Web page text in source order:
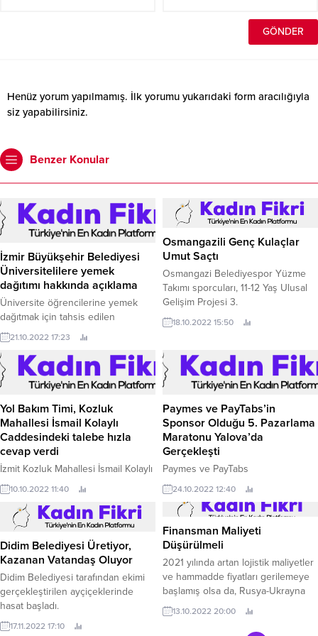
Henüz yorum yapılmamış. İlk yorumu yukarıdaki form aracılığıyla
siz yapabilirsiniz.
Benzer Konular
İzmir Büyükşehir Belediyesi
Üniversitelilere yemek
dağıtımı hakkında açıklama
Üniversite öğrencilerine yemek
dağıtmak için tahsis edilen
araçların, Katip Çelebi
Üniversitesi’ne girişinin
engellenmesi üzerine ilgili İzmir
Büyükşehir Belediyesi’nin yaptığı
açıklamadır: İzmir Büyükşehir
Belediyesi ekonomik krizin
derinden etkilediği üniversite
öğrencilerinin beslenme
sorununun çözümüne destek
olmak amacıyla geçen yıl dört kamu
üniversitesinde ücretsiz sıcak
yemek...
21.10.2022 17:23
Osmangazili Genç Kulaçlar
Umut Saçtı
Osmangazi Belediyespor Yüzme
Takımı sporcuları, 11-12 Yaş Ulusal
Gelişim Projesi 3.
18.10.2022 15:50
Yol Bakım Timi, Kozluk
Mahallesi İsmail Kolaylı
Caddesindeki talebe hızla
cevap verdi
İzmit Kozluk Mahallesi İsmail Kolaylı
Caddesi üzerinde yolda oluşan
çukur, Büyükşehir Yol Bakım Timi
tarafından hızlıca müdahale
edilerek onarıldı İzmit Kozluk
Mahallesi İsmail Kolaylı Caddesi
üzerinde yolda oluşan çukur, hem
araçlar hem de yayalar için tehlike
oluşturuyordu.
10.10.2022 11:40
Paymes ve PayTabs’in
Sponsor Olduğu 5. Pazarlama
Maratonu Yalova’da
Gerçekleşti
Paymes ve PayTabs
sponsorluğunda Marka Mutfağı
tarafından düzenlenen 5.
24.10.2022 12:40
Didim Belediyesi Üretiyor,
Kazanan Vatandaş Oluyor
Didim Belediyesi tarafından ekimi
gerçekleştirilen ayçiçeklerinde
hasat başladı.
17.11.2022 17:10
Finansman Maliyeti
Düşürülmeli
2021 yılında artan lojistik maliyetler
ve hammadde fiyatları gerilemeye
başlamış olsa da, Rusya-Ukrayna
savaşının da etkisiyle hızla artan
enerji maliyetlerinin işletme
sermayesi ihtiyacını arttırdığını dile
13.10.2022 20:00